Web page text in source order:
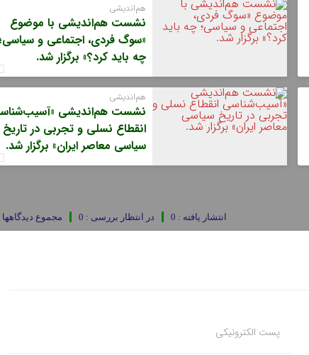
هم‌اندیشی
نشست هم‌اندیشی با موضوع
«سوگ فردی، اجتماعی و
چه باید کرد؟» برگزار شد.
هم‌اندیشی
نشست هم‌اندیشی
انقطاع نسلی و تجربی در تاریخ
سیاسی معاصر ایران» برگزار شد.
مجموع دیدگاهها در انتظار بررسی : 0 انتشار یافته : 0
پست الکترونیکی